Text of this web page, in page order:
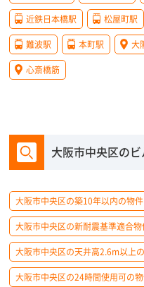
近鉄日本橋駅 松屋町駅
難波駅 本町駅 大
心斎橋筋
大阪市中央区の
大阪市中央区の築10年以内の物件
大阪市中央区の新耐震基準適合物
大阪市中央区の天井高2.6m以上
大阪市中央区の24時間使用可の